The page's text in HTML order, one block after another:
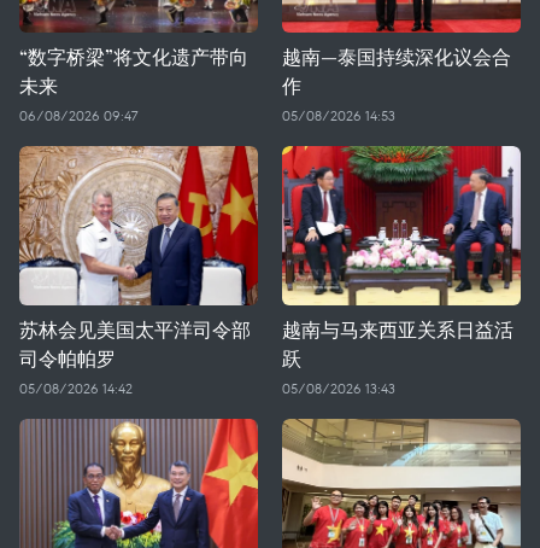
“数字桥梁”将文化遗产带向
未来
06/08/2026 09:47
越南—泰国持续深化议会合
作
05/08/2026 14:53
苏林会见美国太平洋司令部
司令帕帕罗
05/08/2026 14:42
越南与马来西亚关系日益活
跃
05/08/2026 13:43